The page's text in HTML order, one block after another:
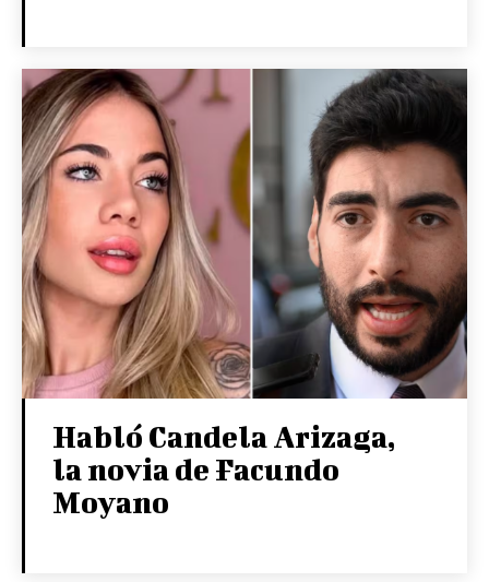
Habló Candela Arizaga,
la novia de Facundo
Moyano